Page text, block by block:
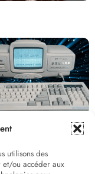
utilisons des
et/ou accéder aux
machine incroyable et
: le Batong BT-686